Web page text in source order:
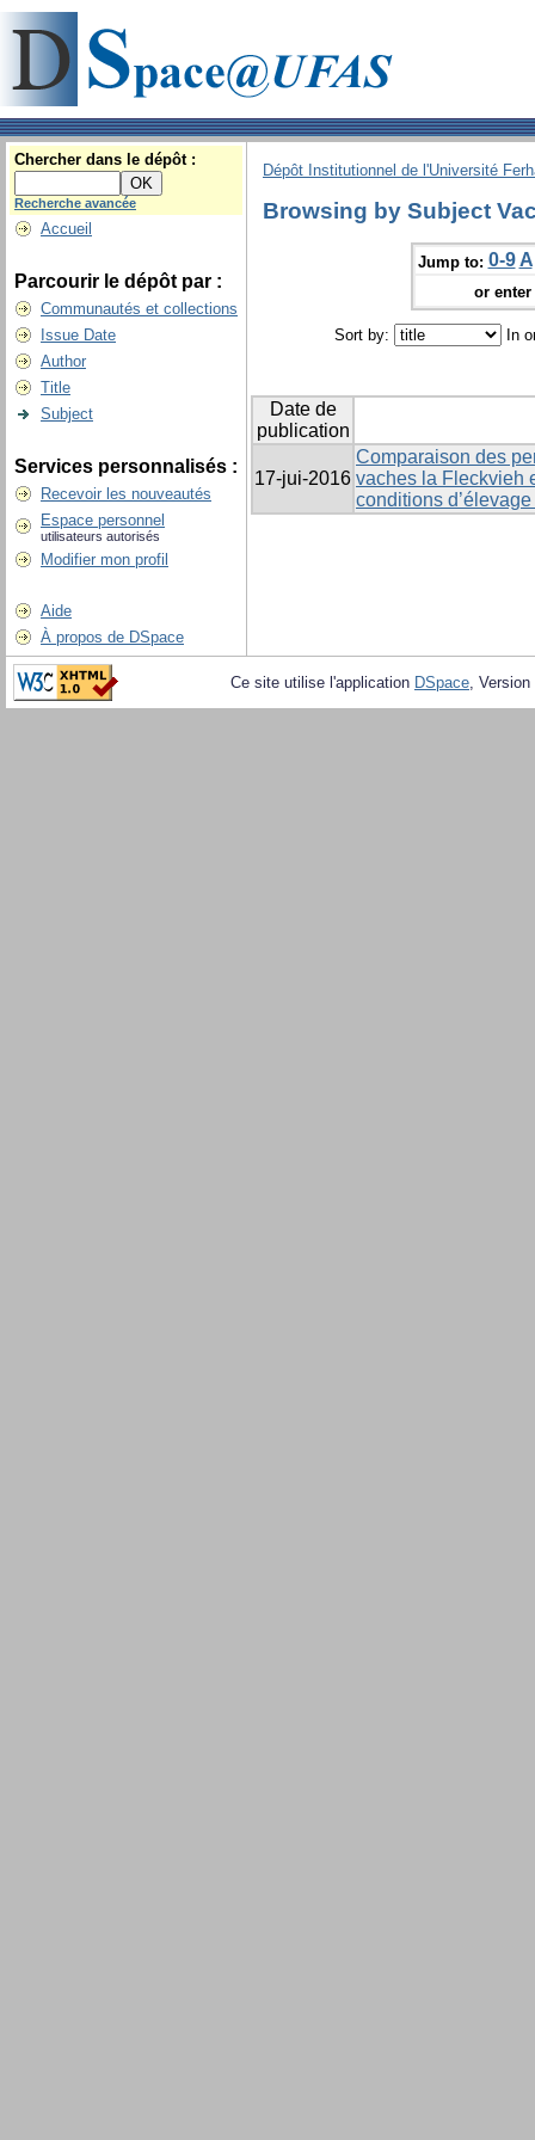
Chercher dans le dépôt :
Recherche avancée
Accueil
Parcourir le dépôt par :
Communautés et collections
Issue Date
Author
Title
Subject
Services personnalisés :
Recevoir les nouveautés
Espace personnel
utilisateurs autorisés
Modifier mon profil
Aide
À propos de DSpace
Dépôt Institutionnel de l'Université
Browsing by Subject
Jump to: 0-9 A
or
Sort by: In
Date de
publication
17-jui-2016
Comparaison des
vaches la Fleckvieh
conditions
Ce site utilise l'application DSpace,